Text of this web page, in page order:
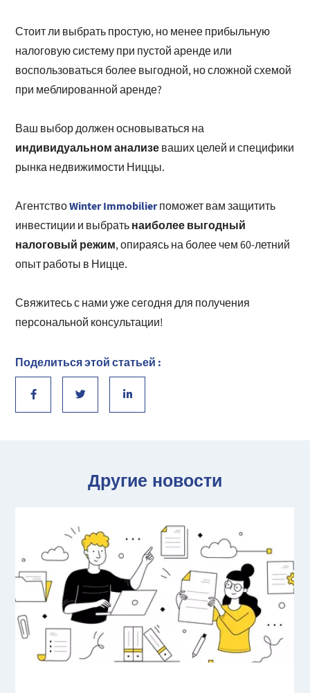
Стоит ли выбрать простую, но менее прибыльную
налоговую систему при пустой аренде или
воспользоваться более выгодной, но сложной схемой
при меблированной аренде?
Ваш выбор должен основываться на
индивидуальном анализе ваших целей и специфики
рынка недвижимости Ниццы.
АгентствоWinter Immobilierпоможет вам защитить
инвестиции и выбрать наиболее выгодный
налоговый режим, опираясь на более чем 60-летний
опыт работы в Ницце.
Свяжитесь с нами уже сегодня для получения
персональной консультации!
Поделиться этой статьей :
Другие новости